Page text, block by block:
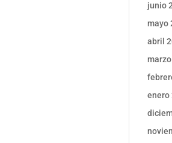
junio
mayo
abril
enero